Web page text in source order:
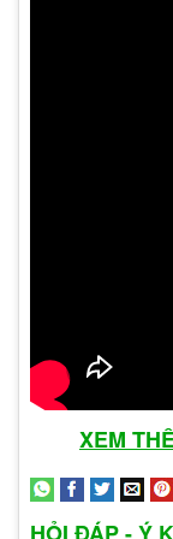
như viêm
chí là mù lòa.
Lây lan
Virus HPV
các vùng
XEM